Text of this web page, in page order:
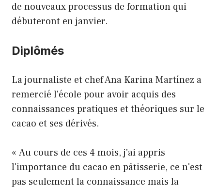
de nouveaux processus de formation qui
débuteront en janvier.
Diplômés
La journaliste et chef Ana Karina Martínez a
remercié l'école pour avoir acquis des
connaissances pratiques et théoriques sur le
cacao et ses dérivés.
« Au cours de ces 4 mois, j'ai appris
l'importance du cacao en pâtisserie, ce n'est
pas seulement la connaissance mais la